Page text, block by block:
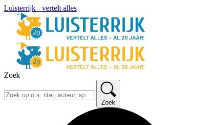
Luisterrijk - vertelt alles
Zoek
Zoek